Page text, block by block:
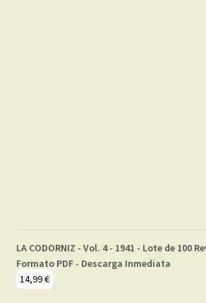
LA CODORNIZ - Vol. 4 - 1941 - Lote de 100
Formato PDF - Descarga Inmediata
14,99€